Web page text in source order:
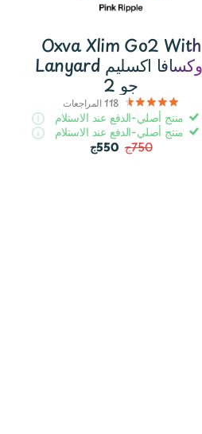
Oxva Xlim Go2 With
Lanyard اوكسافا اكسليم
جو 2
118المراجعات
منتج أصلي-الدفع عند الاستلام
منتج أصلي-الدفع عند الاستلام
750ج
550ج